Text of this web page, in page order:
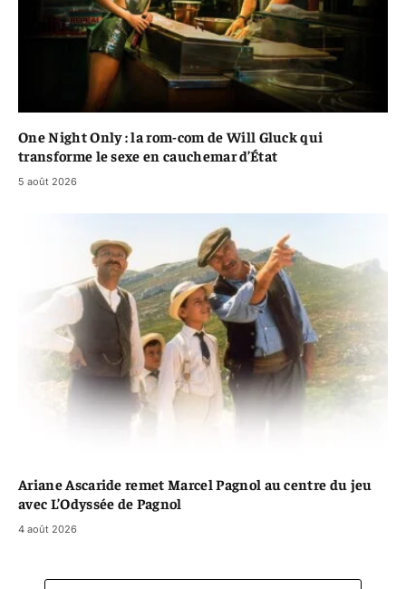
One Night Only : la rom-com de Will Gluck qui
transforme le sexe en cauchemar d’État
5 août 2026
Ariane Ascaride remet Marcel Pagnol au centre du jeu
avec L’Odyssée de Pagnol
4 août 2026